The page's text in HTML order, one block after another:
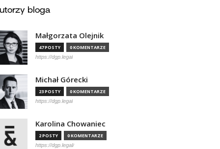
bloga
Małgorzata Olejnik
47 POSTY 0 KOMENTARZE
https://dgp.legal
Michał Górecki
23 POSTY 0 KOMENTARZE
https://dgp.legal
Karolina Chowaniec
2 POSTY 0 KOMENTARZE
https://dgp.legal/